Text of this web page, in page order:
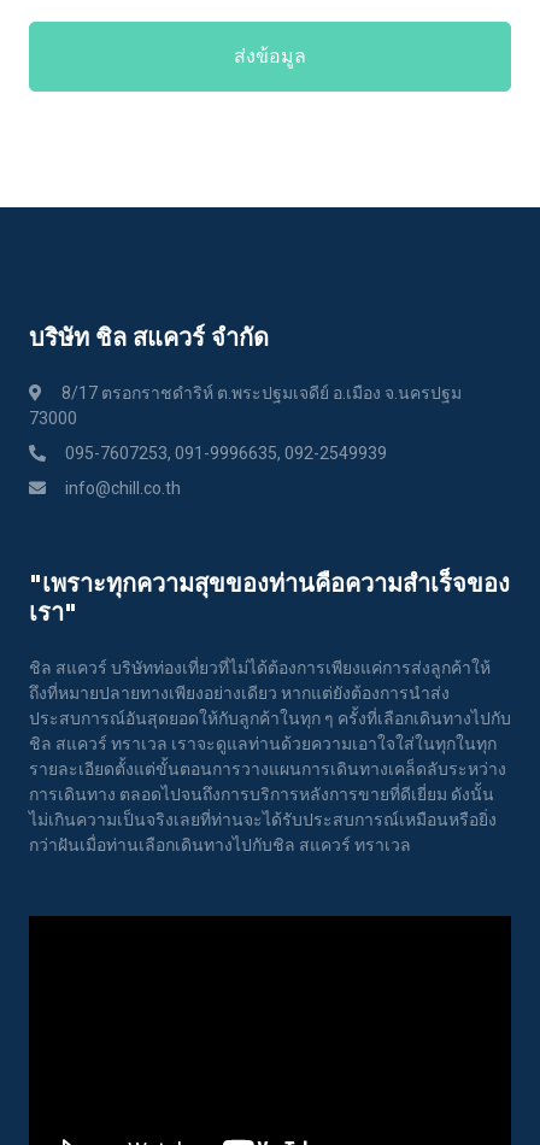
ส่งข้อมูล
บริษัท ชิล สแควร์ จำกัด
8/17 ตรอกราชดำริห์ ต.พระปฐมเจดีย์ อ.เมือง จ.นครปฐม
73000
095-7607253, 091-9996635, 092-2549939
info@chill.co.th
"เพราะทุกความสุขของท่านคือความสําเร็จของ
เรา"
ชิล สแควร์ บริษัทท่องเที่ยวที่ไม่ได้ต้องการเพียงแค่การส่งลูกค้าให้
ถึงที่หมายปลายทางเพียงอย่างเดียว หากแต่ยังต้องการนำส่ง
ประสบการณ์อันสุดยอดให้กับลูกค้าในทุก ๆ ครั้งที่เลือกเดินทางไปกับ
ชิล สแควร์ ทราเวล เราจะดูแลท่านด้วยความเอาใจใส่ในทุกในทุก
รายละเอียดตั้งแต่ขั้นตอนการวางแผนการเดินทางเคล็ดลับระหว่าง
การเดินทาง ตลอดไปจนถึงการบริการหลังการขายที่ดีเยี่ยม ดังนั้น
ไม่เกินความเป็นจริงเลยที่ท่านจะได้รับประสบการณ์เหมือนหรือยิ่ง
กว่าฝันเมื่อท่านเลือกเดินทางไปกับชิล สแควร์ ทราเวล